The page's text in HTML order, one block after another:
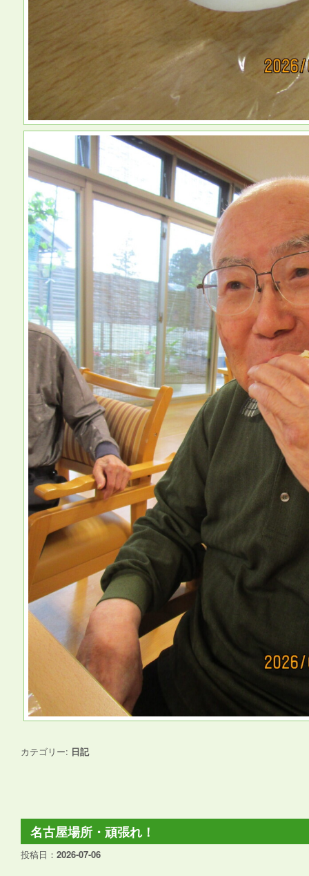
カテゴリー: 日記
名古屋場所・頑張れ！
投稿日： 2026-07-06